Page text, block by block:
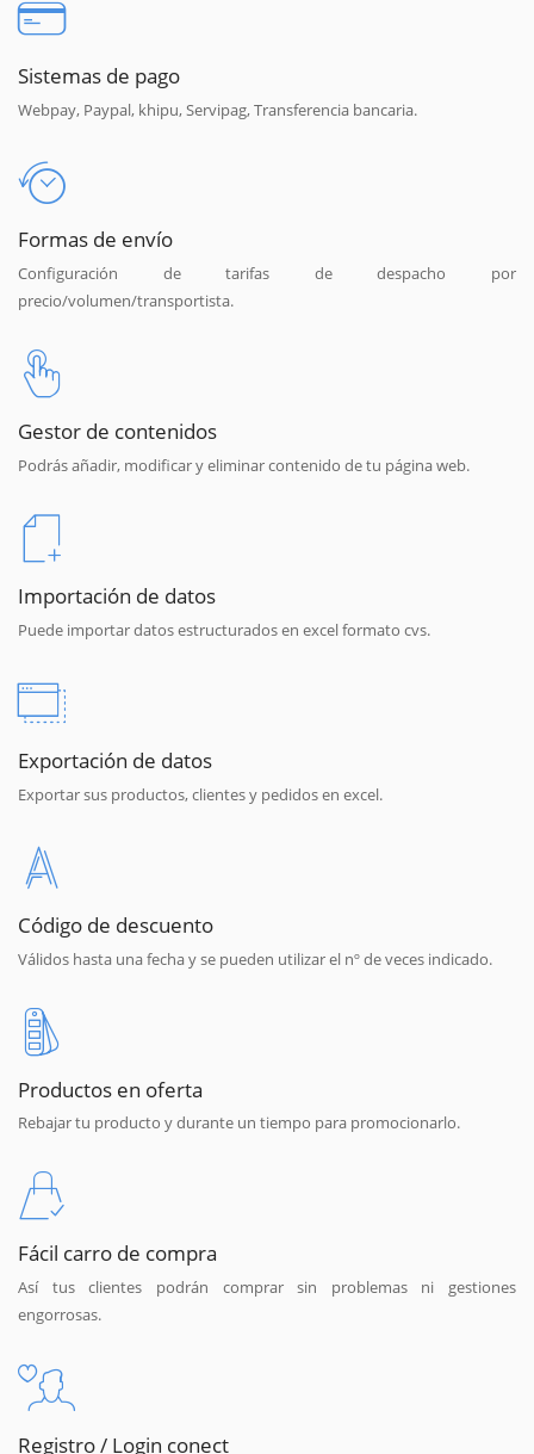
Sistemas de pago
Webpay, Paypal, khipu, Servipag, Transferencia bancaria.
Formas de envío
Configuración de tarifas de despacho por
precio/volumen/transportista.
Gestor de contenidos
Podrás añadir, modificar y eliminar contenido de tu página web.
Importación de datos
Puede importar datos estructurados en excel formato cvs.
Exportación de datos
Exportar sus productos, clientes y pedidos en excel.
Código de descuento
Válidos hasta una fecha y se pueden utilizar el nº de veces indicado.
Productos en oferta
Rebajar tu producto y durante un tiempo para promocionarlo.
Fácil carro de compra
Así tus clientes podrán comprar sin problemas ni gestiones
engorrosas.
Registro / Login conect